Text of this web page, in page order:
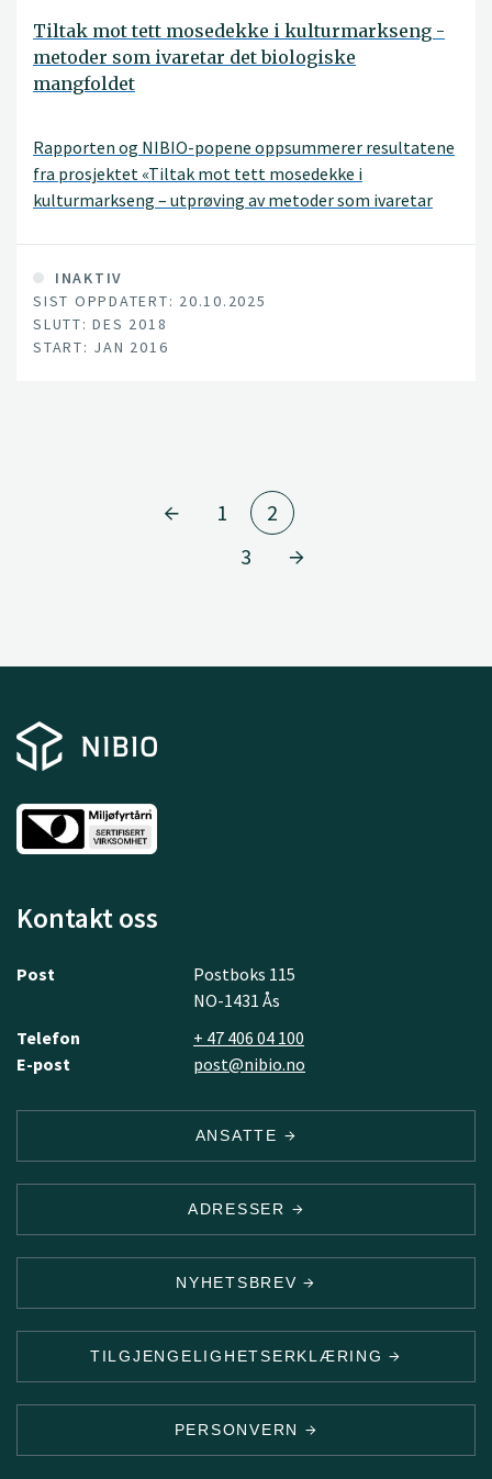
Tiltak mot tett mosedekke i kulturmarkseng -
metoder som ivaretar det biologiske
mangfoldet
Rapporten og NIBIO-popene oppsummerer resultatene
fra prosjektet «Tiltak mot tett mosedekke i
kulturmarkseng – utprøving av metoder som ivaretar
Landbruksdirektoratet, og ble gjennomført i Trøndelag
og Møre og Romsdal i perioden 2016 – 2019.
INAKTIV
SIST OPPDATERT: 20.10.2025
SLUTT: DES 2018
START: JAN 2016
1
2
3
Kontakt oss
Post
Postboks 115
NO-1431 Ås
Telefon
+ 47 406 04 100
E-post
post@nibio.no
ANSATTE
ADRESSER
NYHETSBREV
TILGJENGELIGHETSERKLÆRING
PERSONVERN